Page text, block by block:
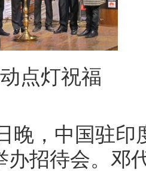
为
，中国驻印
办招待会。邓